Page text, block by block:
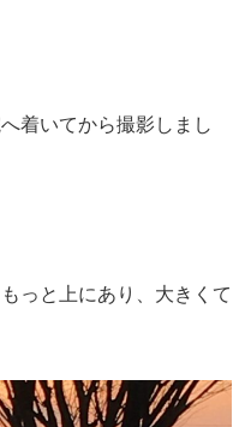
着いてから撮影しまし
っと上にあり、大きくて